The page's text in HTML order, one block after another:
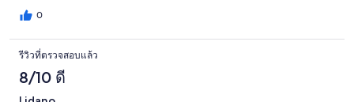
0
รีวิวที่ตรวจสอบแล้ว
8/10 ดี